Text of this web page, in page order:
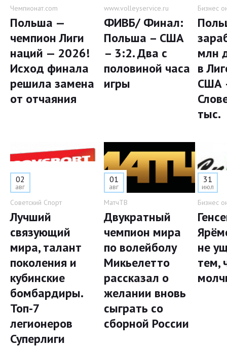
Чемпионат.com
Польша —
чемпион Лиги
наций — 2026!
Исход финала
решила замена
от отчаяния
www.volleyservice.ru
ФИВБ/ Финал:
Польша – США
– 3:2. Два с
половиной часа
игры
Бизнес
млн
в
США
тыс.
02
авг
Советский Спорт
Лучший
связующий
мира, талант
поколения и
кубинские
бомбардиры.
Топ-7
легионеров
Суперлиги
01
авг
МатчТВ
Двукратный
чемпион мира
по волейболу
Микьелетто
рассказал о
желании вновь
сыграть со
сборной России
31
июл
Бизнес
не
тем,